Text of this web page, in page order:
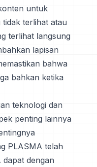
untuk
tidak terlihat atau
terlihat langsung
lapisan
bahwa
bahkan ketika
teknologi dan
penting lainnya
PLASMA telah
dapat dengan